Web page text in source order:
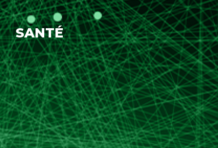
SANTÉ